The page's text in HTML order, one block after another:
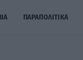
ΠΑΡΑΠΟΛΙΤΙΚΑ